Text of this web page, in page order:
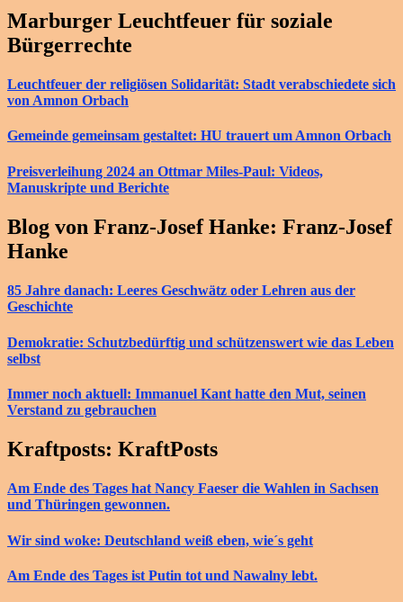
Marburger Leuchtfeuer für soziale
Bürgerrechte
Leuchtfeuer der religiösen Solidarität: Stadt verabschiedete sich
von Amnon Orbach
Gemeinde gemeinsam gestaltet: HU trauert um Amnon Orbach
Preisverleihung 2024 an Ottmar Miles-Paul: Videos,
Manuskripte und Berichte
Blog von Franz-Josef Hanke: Franz-Josef
Hanke
85 Jahre danach: Leeres Geschwätz oder Lehren aus der
Geschichte
Demokratie: Schutzbedürftig und schützenswert wie das Leben
selbst
Immer noch aktuell: Immanuel Kant hatte den Mut, seinen
Verstand zu gebrauchen
Kraftposts: KraftPosts
Am Ende des Tages hat Nancy Faeser die Wahlen in Sachsen
und Thüringen gewonnen.
Wir sind woke: Deutschland weiß eben, wie´s geht
Am Ende des Tages ist Putin tot und Nawalny lebt.